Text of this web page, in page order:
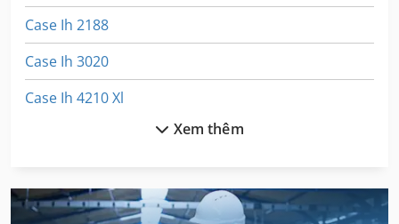
Case Ih 2188
Case Ih 3020
Case Ih 4210 Xl
Case Ih 4420
Xem thêm